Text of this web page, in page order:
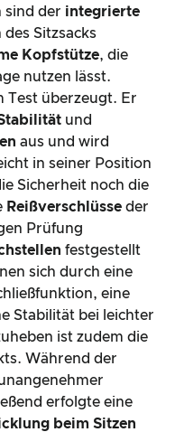
sind der integrierte
Sitzsacks
Kopfstütze, die
nutzen lässt.
Test überzeugt. Er
und
aus und wird
in seiner Position
Sicherheit noch die
Reißverschlüsse der
Prüfung
festgestellt
sich durch eine
eine
Stabilität bei leichter
ist zudem die
Während der
erfolgte eine
beim Sitzen